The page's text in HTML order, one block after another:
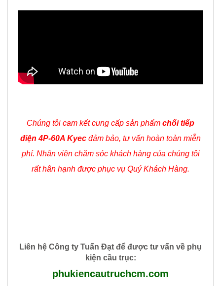
Chúng tôi cam kết cung cấp sản phẩm chổi tiếp
điện 4P-60A Kyec đảm bảo, tư vấn hoàn toàn miễn
phí. Nhân viên chăm sóc khách hàng của chúng tôi
rất hân hạnh được phục vụ Quý Khách Hàng.
Liên hệ Công ty Tuấn Đạt để được tư vấn về phụ
kiện cầu trục:
phukiencautruchcm.com